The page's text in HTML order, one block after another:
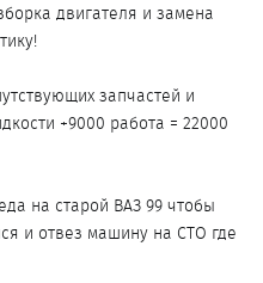
двигателя и замена
запчастей и
+9000 работа = 22000
на старой ВАЗ 99 чтобы
и отвез машину на СТО где